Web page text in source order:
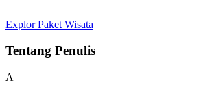
Explor Paket Wisata
Tentang Penulis
A